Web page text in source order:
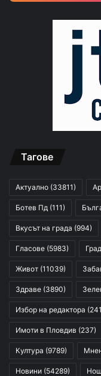
Тагове
Актуално (33811)
Ботев Пд (111)
Вкусът на града (994)
Гласове (5983)
Живот (11039)
Здраве (3890)
Избор на редактора
Имоти в Пловдив (237)
Култура (9789)
Новини (54289)